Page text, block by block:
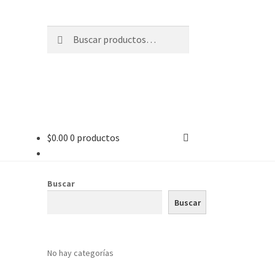
$0.00 0 productos
Buscar
Buscar
No hay categorías